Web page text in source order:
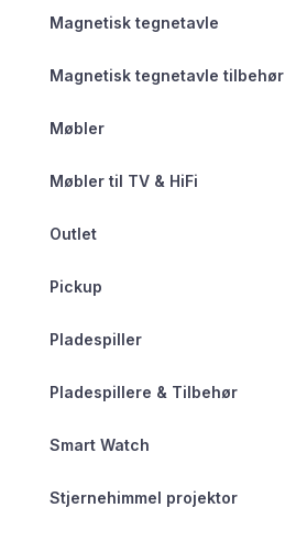
Magnetisk tegnetavle
Magnetisk tegnetavle tilbehør
Møbler
Møbler til TV & HiFi
Outlet
Pickup
Pladespiller
Pladespillere & Tilbehør
Smart Watch
Stjernehimmel projektor